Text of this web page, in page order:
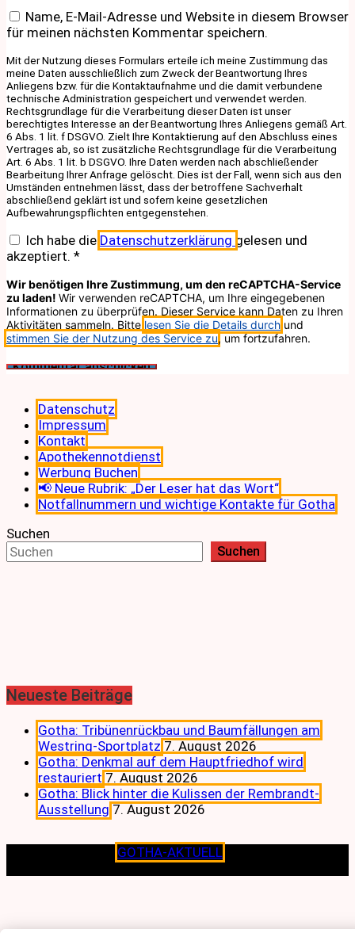
Name, E-Mail-Adresse und Website in diesem Browser
für meinen nächsten Kommentar speichern.
Mit der Nutzung dieses Formulars erteile ich meine Zustimmung das
meine Daten ausschließlich zum Zweck der Beantwortung Ihres
Anliegens bzw. für die Kontaktaufnahme und die damit verbundene
technische Administration gespeichert und verwendet werden.
Rechtsgrundlage für die Verarbeitung dieser Daten ist unser
berechtigtes Interesse an der Beantwortung Ihres Anliegens gemäß Art.
6 Abs. 1 lit. f DSGVO. Zielt Ihre Kontaktierung auf den Abschluss eines
Vertrages ab, so ist zusätzliche Rechtsgrundlage für die Verarbeitung
Art. 6 Abs. 1 lit. b DSGVO. Ihre Daten werden nach abschließender
Bearbeitung Ihrer Anfrage gelöscht. Dies ist der Fall, wenn sich aus den
Umständen entnehmen lässt, dass der betroffene Sachverhalt
abschließend geklärt ist und sofern keine gesetzlichen
Aufbewahrungspflichten entgegenstehen.
Ich habe die Datenschutzerklärung gelesen und
akzeptiert. *
Wir benötigen Ihre Zustimmung, um den reCAPTCHA-Service
zu laden! Wir verwenden reCAPTCHA, um Ihre eingegebenen
Informationen zu überprüfen. Dieser Service kann Daten zu Ihren
Aktivitäten sammeln. Bitte lesen Sie die Details durch und
stimmen Sie der Nutzung des Service zu, um fortzufahren.
Datenschutz
Impressum
Kontakt
Apothekennotdienst
Werbung Buchen
📢 Neue Rubrik: „Der Leser hat das Wort“
Notfallnummern und wichtige Kontakte für Gotha
Suchen
Suchen
Neueste Beiträge
Gotha: Tribünenrückbau und Baumfällungen am
Westring-Sportplatz 7. August 2026
Gotha: Denkmal auf dem Hauptfriedhof wird
restauriert 7. August 2026
Gotha: Blick hinter die Kulissen der Rembrandt-
Ausstellung 7. August 2026
GOTHA-AKTUELL
Lokalen verpflichtet.